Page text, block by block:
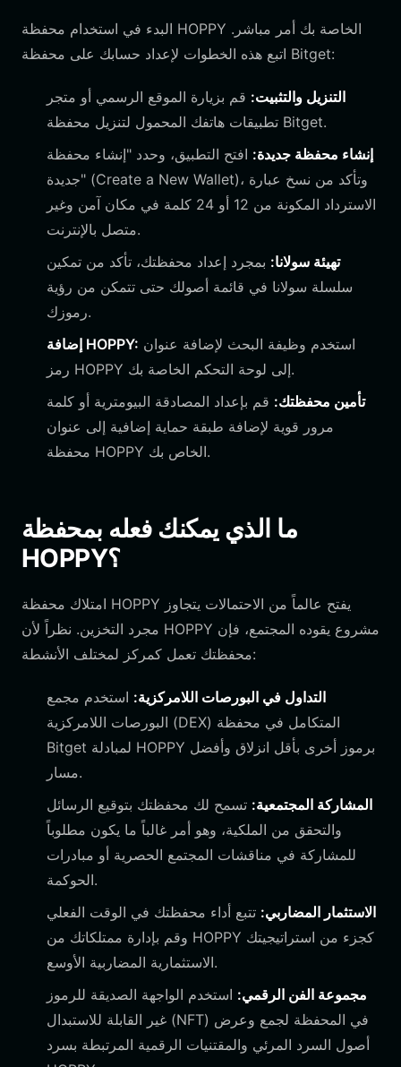
البدء في استخدام محفظة HOPPY الخاصة بك أمر مباشر.
اتبع هذه الخطوات لإعداد حسابك على محفظة Bitget:
التنزيل والتثبيت: قم بزيارة الموقع الرسمي أو متجر
تطبيقات هاتفك المحمول لتنزيل محفظة Bitget.
إنشاء محفظة جديدة: افتح التطبيق، وحدد "إنشاء محفظة
جديدة" (Create a New Wallet)، وتأكد من نسخ عبارة
الاسترداد المكونة من 12 أو 24 كلمة في مكان آمن وغير
متصل بالإنترنت.
تهيئة سولانا: بمجرد إعداد محفظتك، تأكد من تمكين
سلسلة سولانا في قائمة أصولك حتى تتمكن من رؤية
رموزك.
إضافة HOPPY:
رمز HOPPY إلى لوحة التحكم الخاصة بك.
تأمين محفظتك: قم بإعداد المصادقة البيومترية أو كلمة
مرور قوية لإضافة طبقة حماية إضافية إلى عنوان
محفظة HOPPY الخاص بك.
ما الذي يمكنك فعله بمحفظة
HOPPY؟
امتلاك محفظة HOPPY يفتح عالماً من الاحتمالات يتجاوز
مجرد التخزين. نظراً لأن HOPPY مشروع يقوده المجتمع، فإن
محفظتك تعمل كمركز لمختلف الأنشطة:
التداول في البورصات اللامركزية: استخدم مجمع
البورصات اللامركزية (DEX) المتكامل في محفظة
Bitget لمبادلة HOPPY برموز أخرى بأقل انزلاق وأفضل
مسار.
المشاركة المجتمعية: تسمح لك محفظتك بتوقيع الرسائل
والتحقق من الملكية، وهو أمر غالباً ما يكون مطلوباً
للمشاركة في مناقشات المجتمع الحصرية أو مبادرات
الحوكمة.
الاستثمار المضاربي: تتبع أداء محفظتك في الوقت الفعلي
وقم بإدارة ممتلكاتك من HOPPY كجزء من استراتيجيتك
الاستثمارية المضاربية الأوسع.
مجموعة الفن الرقمي: استخدم الواجهة الصديقة للرموز
غير القابلة للاستبدال (NFT) في المحفظة لجمع وعرض
أصول السرد المرئي والمقتنيات الرقمية المرتبطة بسرد